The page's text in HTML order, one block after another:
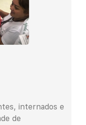
internados e
de